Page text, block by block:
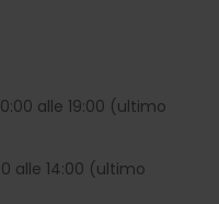
alle 19:00 (ultimo
alle 14:00 (ultimo